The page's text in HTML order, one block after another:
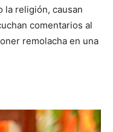
la religión, causan
comentarios al
remolacha en una